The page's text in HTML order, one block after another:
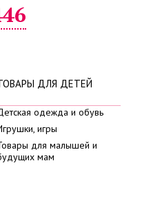
ДЛЯ ДЕТЕЙ
одежда и обувь
игры
для малышей и
мам